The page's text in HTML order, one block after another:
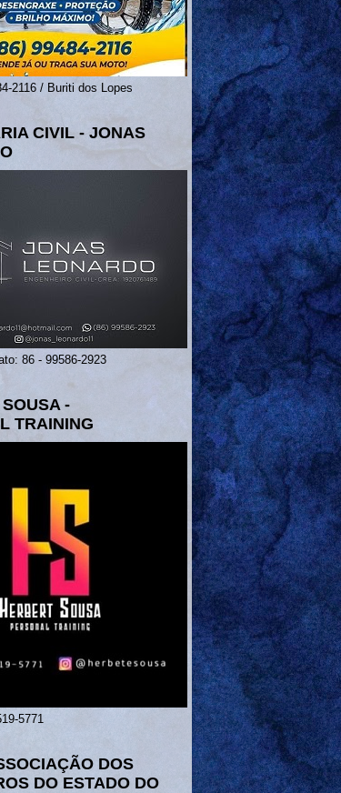
2116 / Buriti dos Lopes
CIVIL - JONAS
86 - 99586-2923
-
TRAINING
5771
DOS
DO ESTADO DO